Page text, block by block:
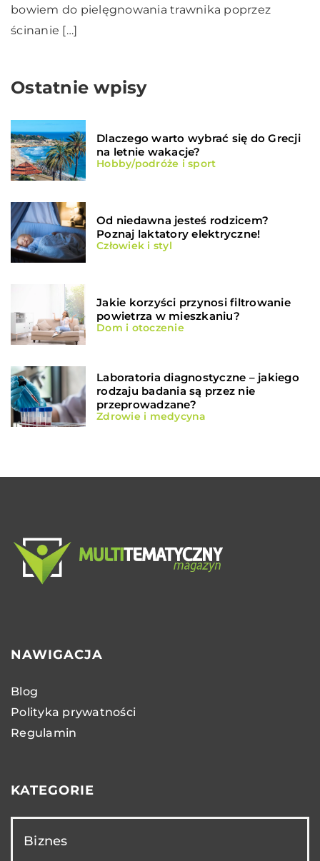
bowiem do pielęgnowania trawnika poprzez
ścinanie […]
Ostatnie wpisy
Dlaczego warto wybrać się do Grecji
na letnie wakacje?
Hobby/podróże i sport
Od niedawna jesteś rodzicem?
Poznaj laktatory elektryczne!
Człowiek i styl
Jakie korzyści przynosi filtrowanie
powietrza w mieszkaniu?
Dom i otoczenie
Laboratoria diagnostyczne – jakiego
rodzaju badania są przez nie
przeprowadzane?
Zdrowie i medycyna
NAWIGACJA
Blog
Polityka prywatności
Regulamin
KATEGORIE
Biznes